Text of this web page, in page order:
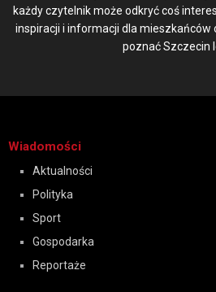
każdy czytelnik może odkryć coś
inspiracji i informacji dla mieszkańców
poznać Szczecin
Wiadomości
Aktualności
Polityka
Sport
Gospodarka
Reportaże